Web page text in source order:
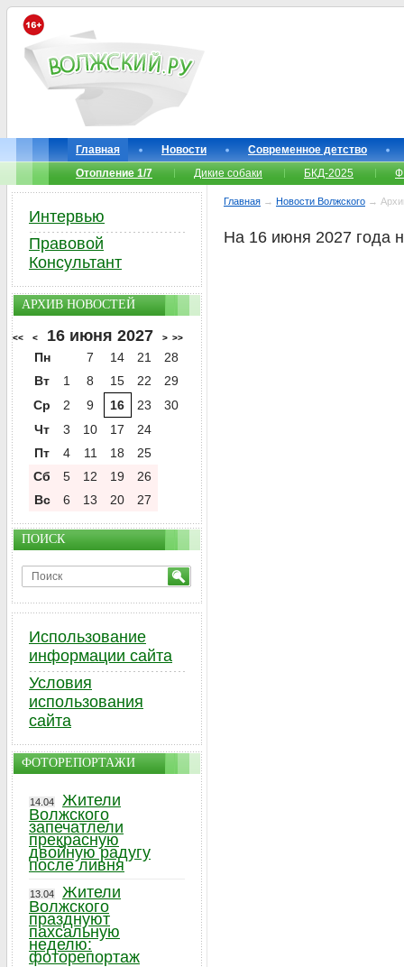
Главная Новости
Современное детство
Отопление 1/7
Дикие собаки БКД-2025
Главная → Новости Волжского →
На 16 июня 2027 года
Интервью
Правовой
Консультант
АРХИВ НОВОСТЕЙ
<< < 16 июня 2027 > >>
Пн 7 14 21
28
Вт
1 8 15 22
29
Ср
2 9 16 23
30
Чт
3 10 17
24
Пт
4 11 18
25
Сб
5 12 19
26
Вс
6 13 20 27
ПОИСК
Использование
информации сайта
Условия
использования
сайта
ФОТОРЕПОРТАЖИ
14.04
Жители
Волжского
запечатлели
прекрасную
двойную радугу
после ливня
13.04
Жители
Волжского
празднуют
пахсальную
неделю:
фоторепортаж